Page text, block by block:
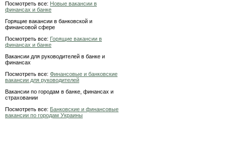
Посмотреть все: Новые вакансии в
финансах и банке
Горящие вакансии в банковской и
финансовой сфере
Посмотреть все: Горящие вакансии в
финансах и банке
Вакансии для руководителей в банке и
финансах
Посмотреть все: Финансовые и банковские
вакансии для руководителей
Вакансии по городам в банке, финансах и
страховании
Посмотреть все: Банковские и финансовые
вакансии по городам Украины